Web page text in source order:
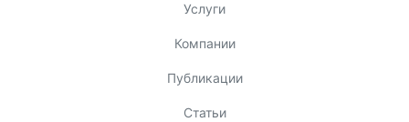
Услуги
Компании
Публикации
Статьи